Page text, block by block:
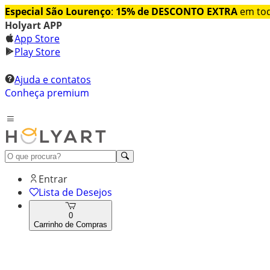
Especial São Lourenço: 15% de DESCONTO EXTRA em
Holyart APP
App Store
Play Store
Ajuda e contatos
Conheça premium
Entrar
Lista de Desejos
0
Carrinho de Compras